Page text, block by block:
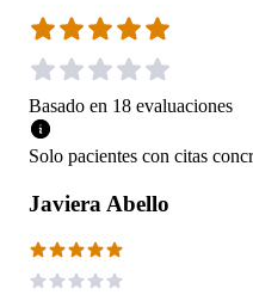
Basado en 18 evaluaciones
Solo pacientes con citas
Javiera Abello